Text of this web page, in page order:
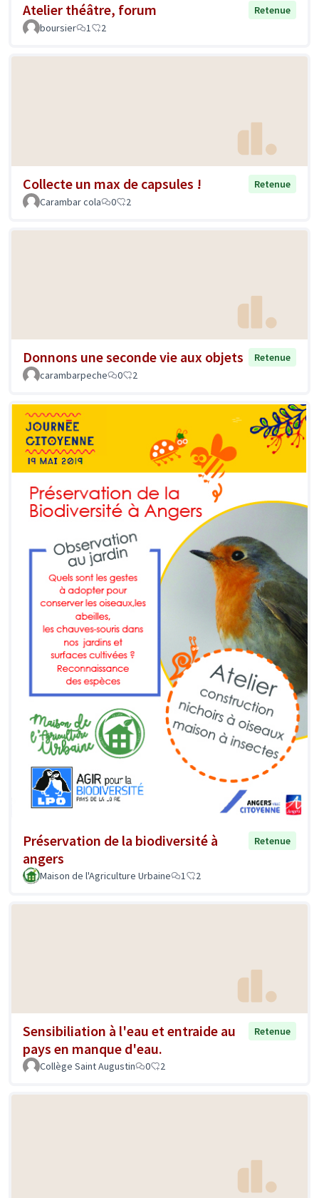
Atelier théâtre, forum
Retenue
boursier
1 2
Collecte un max de capsules !
Retenue
Carambar cola
0 2
Donnons une seconde vie aux objets
Retenue
carambarpeche
0 2
Préservation de la biodiversité à
angers
Retenue
Maison de l'Agriculture Urbaine 1 2
Sensibiliation à l'eau et entraide au
pays en manque d'eau.
Retenue
Collège Saint Augustin 0 2